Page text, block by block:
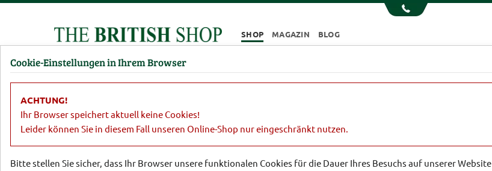
SHOP MAGAZIN BLOG
Damen Herren Barbour Parfümerie
Britische Pullover für Herren
Cookie-Einstellungen in Ihrem Browser
ACHTUNG!
Ihr Browser speichert aktuell keine Cookies!
Leider können Sie in diesem Fall unseren Online-Shop nur eingeschränkt nutzen.
Bitte stellen Sie sicher, dass Ihr Browser unsere funktionalen Cookies für die Dauer Ihres Besuchs auf unserer Website